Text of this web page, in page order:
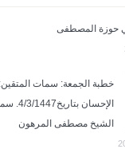
حوزة المصطفى
الإحسان
الشيخ مصطفى المرهون